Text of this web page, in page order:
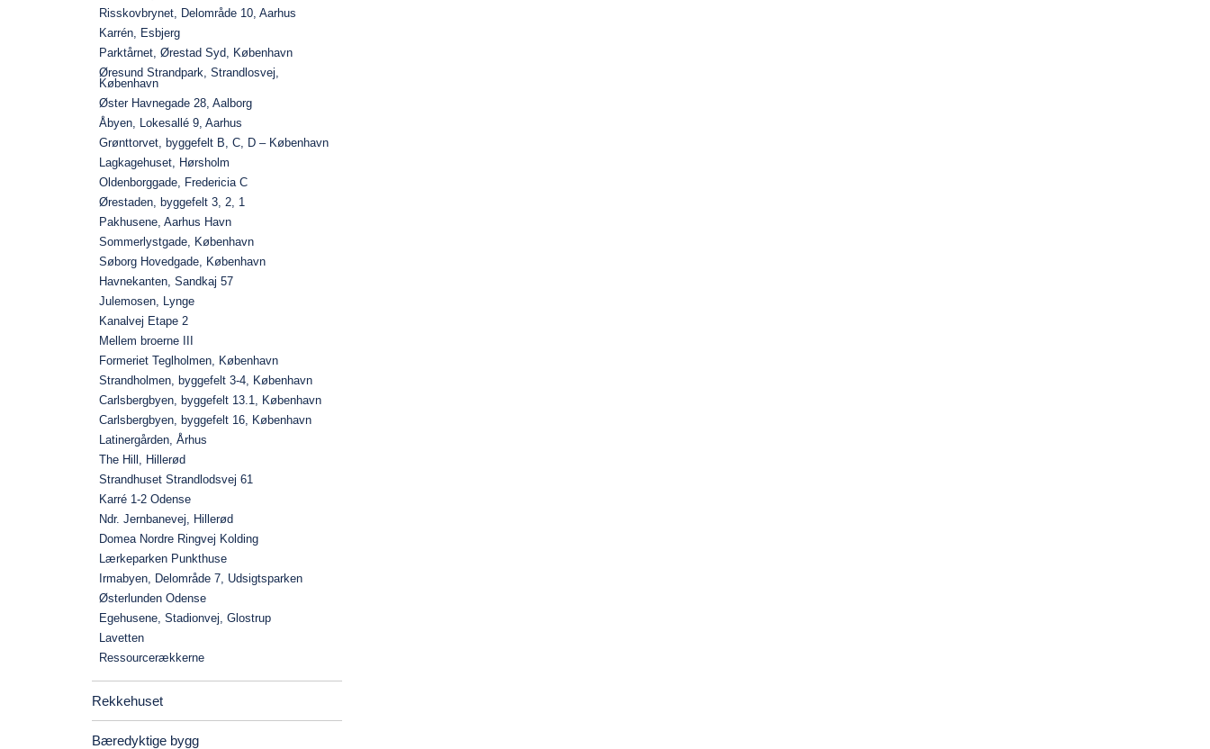
Risskovbrynet, Delområde 10, Aarhus
Karrén, Esbjerg
Parktårnet, Ørestad Syd, København
Øresund Strandpark, Strandlosvej,
København
Øster Havnegade 28, Aalborg
Åbyen, Lokesallé 9, Aarhus
Grønttorvet, byggefelt B, C, D – København
Lagkagehuset, Hørsholm
Oldenborggade, Fredericia C
Ørestaden, byggefelt 3, 2, 1
Pakhusene, Aarhus Havn
Sommerlystgade, København
Søborg Hovedgade, København
Havnekanten, Sandkaj 57
Julemosen, Lynge
Kanalvej Etape 2
Mellem broerne III
Formeriet Teglholmen, København
Strandholmen, byggefelt 3-4, København
Carlsbergbyen, byggefelt 13.1, København
Carlsbergbyen, byggefelt 16, København
Latinergården, Århus
The Hill, Hillerød
Strandhuset Strandlodsvej 61
Karré 1-2 Odense
Ndr. Jernbanevej, Hillerød
Domea Nordre Ringvej Kolding
Lærkeparken Punkthuse
Irmabyen, Delområde 7, Udsigtsparken
Østerlunden Odense
Egehusene, Stadionvej, Glostrup
Lavetten
Ressourcerækkerne
Rekkehuset
Bæredyktige bygg